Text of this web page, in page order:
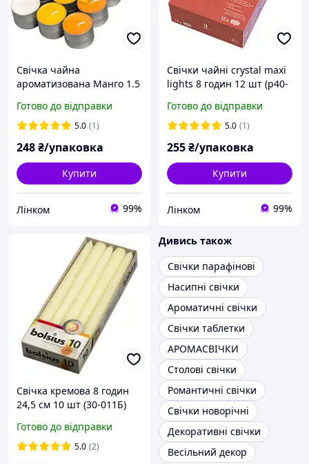
Свічка чайна
ароматизована Манго 1.5
MAN)
Готово до відправки
5.0 (1)
248₴/упаковка
Купити
Лінком 99%
Свічки чайні crystal maxi
lights 8 годин 12 шт (p40-
Готово до відправки
5.0 (1)
255₴/упаковка
Купити
Лінком 99%
Свічка кремова 8 годин
24,5 см 10 шт (30-011Б)
Готово до відправки
5.0 (2)
Дивись також
Свічки парафінові
Насипні свічки
Ароматичні свічки
Свічки таблетки
АРОМАСВІЧКИ
Столові свічки
Романтичні свічки
Свічки новорічні
Декоративні свічки
Весільний декор